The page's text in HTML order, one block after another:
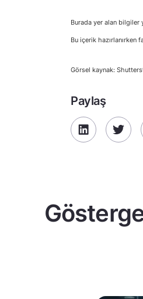
Burada yer alan bilgiler
Bu içerik hazırlanırken
Görsel kaynak:
Paylaş